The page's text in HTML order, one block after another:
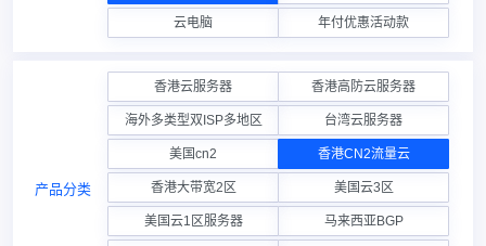
云电脑 年付优惠活动款
产品分类
香港云服务器 香港高防云服务器
海外多类型双ISP多地区 台湾云服务器
美国cn2 香港CN2流量云
香港大带宽2区 美国云3区
美国云1区服务器 马来西亚BGP